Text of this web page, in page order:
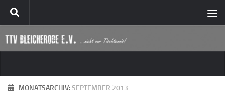
Zum Inhalt springen
MONATSARCHIV:SEPTEMBER 2013